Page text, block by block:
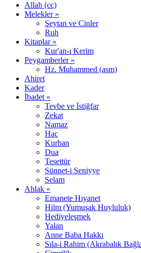
Allah (cc)
Melekler »
Şeytan ve Cinler
Ruh
Kitaplar »
Kur'an-ı Kerim
Peygamberler »
Hz. Muhammed (asm)
Ahiret
Kader
İbadet »
Tevbe ve İstiğfar
Zekat
Namaz
Hac
Kurban
Dua
Tesettür
Sünnet-i Seniyye
Selam
Ahlak »
Emanete Hıyanet
Hilm (Yumuşak Huyluluk)
Hediyeleşmek
Yalan
Anne Baba Hakkı
Sıla-i Rahim (Akrabalık